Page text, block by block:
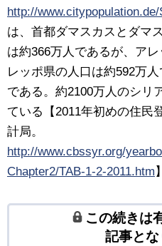
http://www.citypopulation.de/
は、首都ダマスカスとダマ
は約366万人であるが、ア
レッポ県の人口は約592万
である。約2100万人のシリ
ている【2011年初めの住民
計局。
http://www.cbssyr.org/
Chapter2/TAB-1-2-2011.htm
この続きは
記事とな